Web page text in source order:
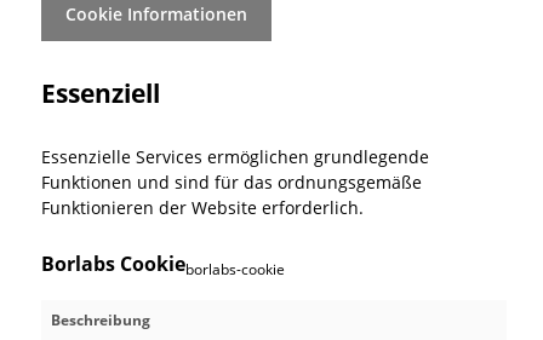
Cookie Informationen
Essenziell
Essenzielle Services ermöglichen grundlegende
Funktionen und sind für das ordnungsgemäße
Funktionieren der Website erforderlich.
Borlabs Cookieborlabs-cookie
Beschreibung